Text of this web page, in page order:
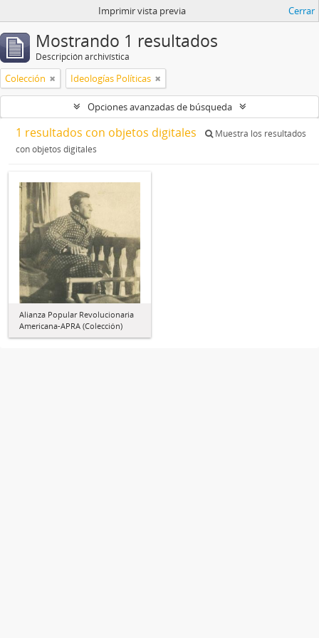
Imprimir vista previa Cerrar
Mostrando 1 resultados
Descripción archivística
Colección Ideologías Políticas
Opciones avanzadas de búsqueda
1 resultados con objetos digitales
Muestra los resultados
con objetos digitales
Alianza Popular Revolucionaria
Americana-APRA (Colección)